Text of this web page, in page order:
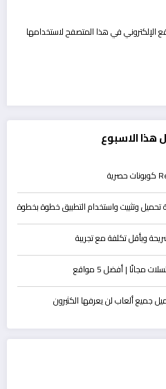
الإلكتروني في هذا المتصفح لاستخدامها
هذا الاسبوع
وبأقل تكلفة مع تجريبة
| أفضل 5 مواقع
جميع ألعاب لن يعرفها الكثيرون